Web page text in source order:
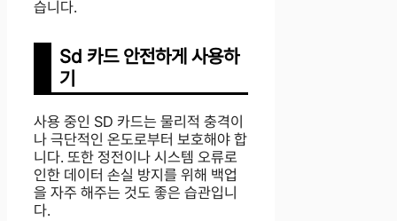
습니다.
Sd 카드 안전하게 사용하
기
사용 중인 SD 카드는 물리적 충격이
나 극단적인 온도로부터 보호해야 합
니다. 또한 정전이나 시스템 오류로
인한 데이터 손실 방지를 위해 백업
을 자주 해주는 것도 좋은 습관입니
다.